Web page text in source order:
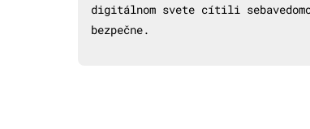
digitálnom svete cítili
bezpečne.